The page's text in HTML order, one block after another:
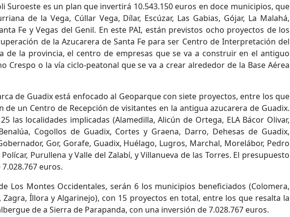
Suroeste es un plan que invertirá 10.543.150 euros en doce municipios, que
de la Vega, Cúllar Vega, Dílar, Escúzar, Las Gabias, Gójar, La Malahá,
Fe y Vegas del Genil. En este PAI, están previstos ocho proyectos de los
de la Azucarera de Santa Fe para ser Centro de Interpretación del
de la provincia, el centro de empresas que se va a construir en el antiguo
Crespo o la vía ciclo-peatonal que se va a crear alrededor de la Base Aérea
de Guadix está enfocado al Geoparque con siete proyectos, entre los que
de un Centro de Recepción de visitantes en la antigua azucarera de Guadix.
las localidades implicadas (Alamedilla, Alicún de Ortega, ELA Bácor Olivar,
Cogollos de Guadix, Cortes y Graena, Darro, Dehesas de Guadix,
Gor, Gorafe, Guadix, Huélago, Lugros, Marchal, Morelábor, Pedro
Purullena y Valle del Zalabí, y Villanueva de las Torres. El presupuesto
euros.
Los Montes Occidentales, serán 6 los municipios beneficiados (Colomera,
Íllora y Algarinejo), con 15 proyectos en total, entre los que resalta la
de a Sierra de Parapanda, con una inversión de 7.028.767 euros.